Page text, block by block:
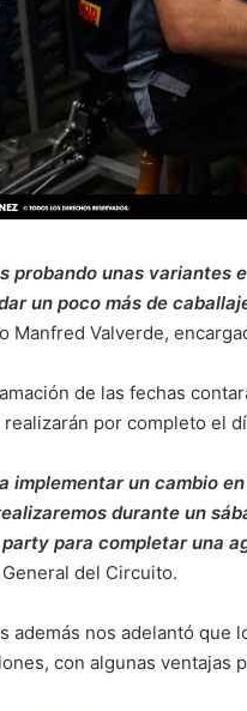
probando unas variantes
un poco más de
Manfred Valverde,
de las fechas
por completo el
a implementar un cambio
durante un
para completar una
del Circuito.
además nos adelantó que
con algunas ventajas